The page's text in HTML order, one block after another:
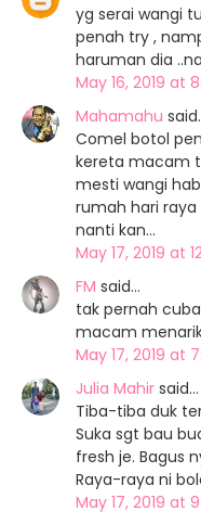
yg serai wangi
penah try ,
haruman dia
May 16, 2019 at
Mahamahu
Comel botol
kereta macam
mesti wangi
rumah hari
nanti kan...
May 17, 2019 at
FM said…
tak pernah
macam
May 17, 2019 at
Julia Mahir said…
Tiba-tiba duk
Suka sgt bau
fresh je. Bagus
Raya-raya ni
May 17, 2019 at